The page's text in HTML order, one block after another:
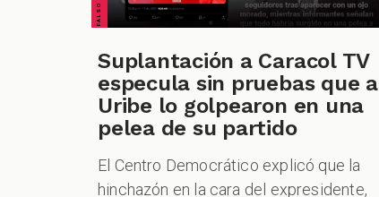
Suplantación a Caracol TV
especula sin pruebas que a
Uribe lo golpearon en una
pelea de su partido
El Centro Democrático explicó que la
hinchazón en la cara del expresidente,